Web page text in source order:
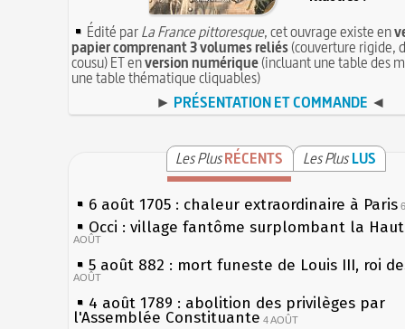
Édité parLa France pittoresque, cet ouvrage existe en
papier comprenant 3 volumes reliés(couverture rigide,
cousu) ET enversion numérique(incluant une table des
une table thématique cliquables)
► PRÉSENTATION ET COMMANDE ◄
Les PlusRÉCENTS Les Plus LUS
6 août 1705 : chaleur extraordinaire à Paris
Occi : village fantôme surplombant la
AOÛT
5 août 882 : mort funeste de Louis III, roi
AOÛT
4 août 1789 : abolition des privilèges par
l'Assemblée Constituante 4 AOÛT